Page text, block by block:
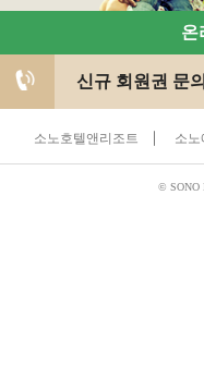
온
신규 회원권 문의
소노호텔앤리조트 소노
© SONO